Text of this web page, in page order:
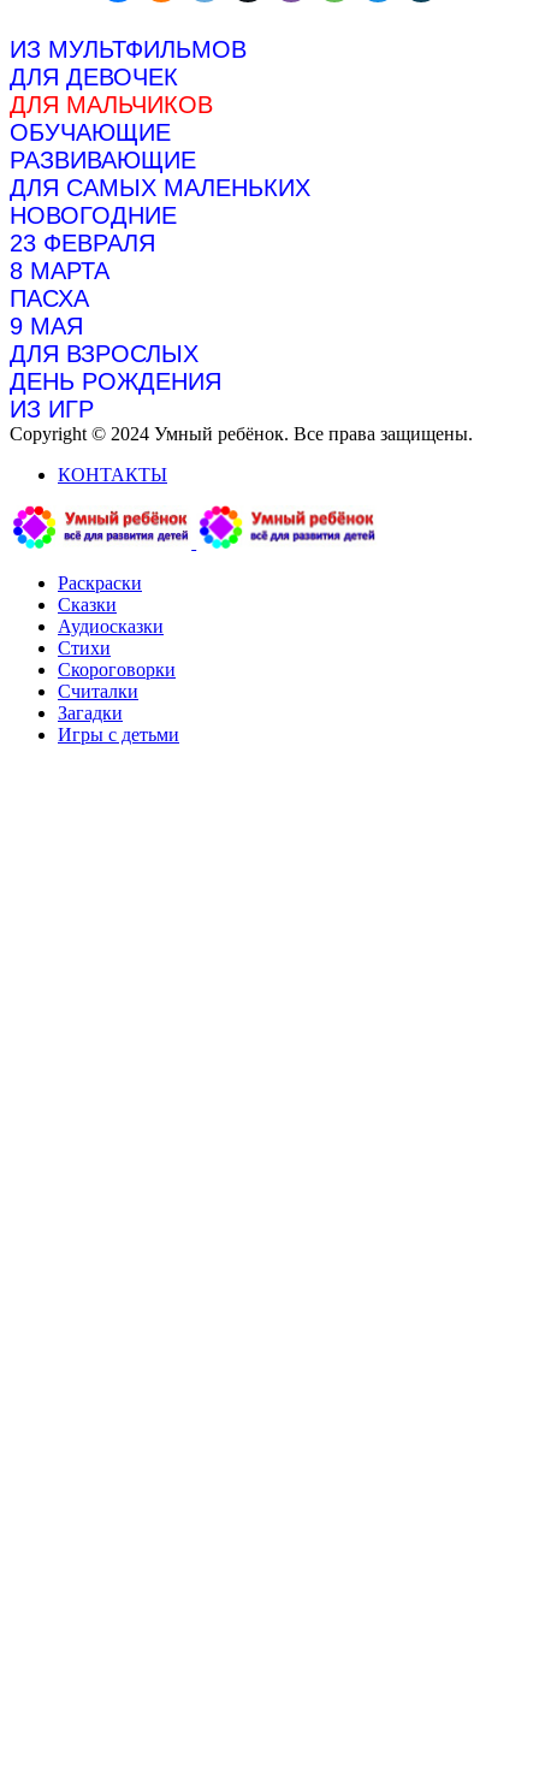
ИЗ МУЛЬТФИЛЬМОВ
ДЛЯ ДЕВОЧЕК
ДЛЯ МАЛЬЧИКОВ
ОБУЧАЮЩИЕ
РАЗВИВАЮЩИЕ
ДЛЯ САМЫХ МАЛЕНЬКИХ
НОВОГОДНИЕ
23 ФЕВРАЛЯ
8 МАРТА
ПАСХА
9 МАЯ
ДЛЯ ВЗРОСЛЫХ
ДЕНЬ РОЖДЕНИЯ
ИЗ ИГР
Copyright © 2024 Умный ребёнок. Все права защищены.
КОНТАКТЫ
Раскраски
Сказки
Аудиосказки
Стихи
Скороговорки
Считалки
Загадки
Игры с детьми